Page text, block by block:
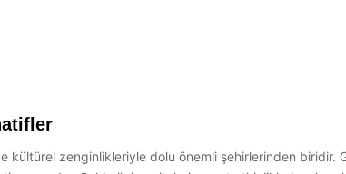
kültürel zenginlikleriyle dolu önemli şehirlerinden biridir.